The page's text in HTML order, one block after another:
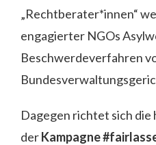
„Rechtberater*innen“
engagierter NGOs
Beschwerdeverfahren
Dagegen richtet sich
derKampagne